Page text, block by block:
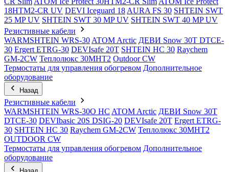
18HTM2-CR UV DEVI Iceguard 18 AURA FS 30 SHTEIN SWT
25 MP UV SHTEIN SWT 30 MP UV SHTEIN SWT 40 MP UV
Резистивные кабели
WARMSHTEIN WRS-30 ATOM Arctic ДЕВИ Snow 30T DTCE-
30 Ergert ETRG-30 DEVIsafe 20T SHTEIN HC 30 Raychem
GM-2CW Теплолюкс 30МНТ2 Outdoor CW
Термостаты для управления обогревом Дополнительное
оборудование
Назад
Резистивные кабели
WARMSHTEIN WRS-30O HC ATOM Arctic ДЕВИ Snow 30T
DTCE-30 DEVIbasic 20S DSIG-20 DEVIsafe 20T Ergert ETRG-
30 SHTEIN HC 30 Raychem GM-2CW Теплолюкс 30МНТ2
OUTDOOR CW
Термостаты для управления обогревом Дополнительное
оборудование